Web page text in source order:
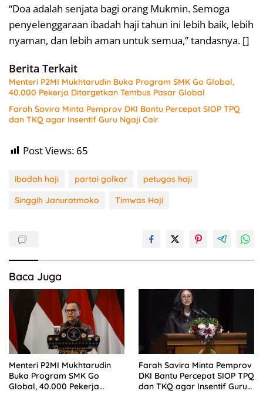
“Doa adalah senjata bagi orang Mukmin. Semoga
penyelenggaraan ibadah haji tahun ini lebih baik, lebih
nyaman, dan lebih aman untuk semua,” tandasnya. []
Berita Terkait
Menteri P2MI Mukhtarudin Buka Program SMK Go Global,
40.000 Pekerja Ditargetkan Tembus Pasar Global
Farah Savira Minta Pemprov DKI Bantu Percepat SIOP TPQ
dan TKQ agar Insentif Guru Ngaji Cair
Post Views: 65
ibadah haji partai golkar
petugas haji
Singgih Januratmoko
Timwas Haji
Baca Juga
Menteri P2MI Mukhtarudin
Buka Program SMK Go
Global, 40.000 Pekerja
Farah Savira Minta Pemprov
DKI Bantu Percepat SIOP TPQ
dan TKQ agar Insentif Guru